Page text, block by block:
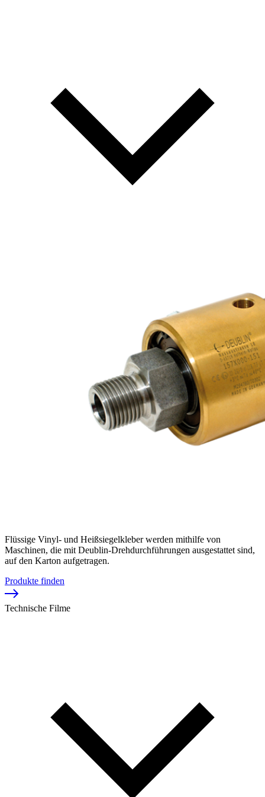
Flüssige Vinyl- und Heißsiegelkleber werden mithilfe von
Maschinen, die mit Deublin-Drehdurchführungen ausgestattet sind,
auf den Karton aufgetragen.
Produkte finden
Technische Filme